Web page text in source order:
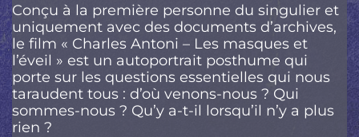
Conçu à la première personne du singulier et
uniquement avec des documents d’archives,
le film « Charles Antoni – Les masques et
l’éveil » est un autoportrait posthume qui
porte sur les questions essentielles qui nous
taraudent tous : d’où venons-nous ? Qui
sommes-nous ? Qu’y a-t-il lorsqu’il n’y a plus
rien ?